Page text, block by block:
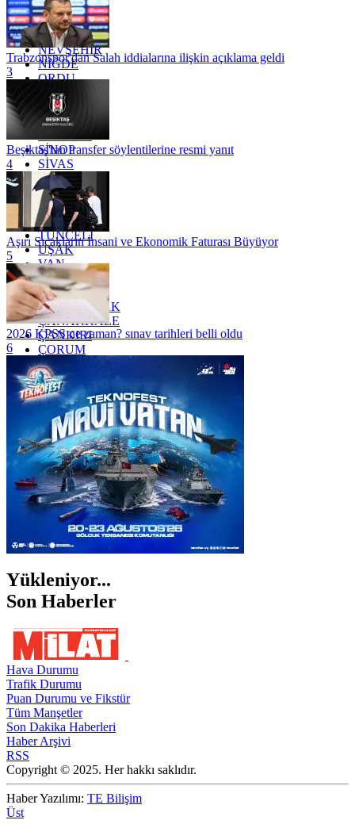
MERSİN
MUĞLA
MUŞ
NEVŞEHİR
NİĞDE
ORDU
OSMANİYE
RİZE
SAKARYA
SİNOP
SİVAS
SİİRT
TEKİRDAĞ
TOKAT
TRABZON
TUNCELİ
UŞAK
VAN
YALOVA
YOZGAT
ZONGULDAK
ÇANAKKALE
ÇANKIRI
ÇORUM
İSTANBUL
İZMİR
ŞANLIURFA
ŞIRNAK
Trabzonspor'dan Salah iddialarına ilişkin açıklama geldi
3
Beşiktaş'tan transfer söylentilerine resmi yanıt
4
Aşırı Sıcakların İnsani ve Ekonomik Faturası Büyüyor
5
2026 KPSS ne zaman? sınav tarihleri belli oldu
6
Yükleniyor...
Son Haberler
Hava Durumu
Trafik Durumu
Puan Durumu ve Fikstür
Tüm Manşetler
Son Dakika Haberleri
Haber Arşivi
RSS
Copyright © 2025. Her hakkı saklıdır.
Haber Yazılımı: TE Bilişim
Üst